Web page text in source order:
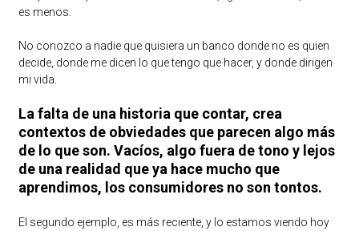
es menos.
No conozco a nadie que quisiera un banco donde no es quien
decide, donde me dicen lo que tengo que hacer, y donde dirigen
mi vida.
La falta de una historia que contar, crea
contextos de obviedades que parecen algo más
de lo que son. Vacíos, algo fuera de tono y lejos
de una realidad que ya hace mucho que
aprendimos, los consumidores no son tontos.
El segundo ejemplo, es más reciente, y lo estamos viendo hoy